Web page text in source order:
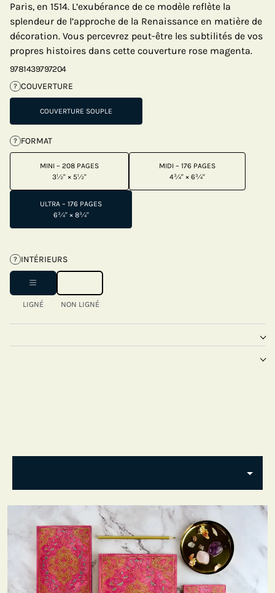
Paris, en 1514. L’exubérance de ce modèle reflète la
splendeur de l’approche de la Renaissance en matière de
décoration. Vous percevrez peut-être les subtilités de vos
propres histoires dans cette couverture rose magenta.
9781439797204
? COUVERTURE
COUVERTURE SOUPLE
? FORMAT
MINI – 208 PAGES
3½" × 5½"
MIDI – 176 PAGES
4¾" × 6¾"
ULTRA – 176 PAGES
6¾" × 8¾"
? INTÉRIEURS
LIGNÉ NON LIGNÉ